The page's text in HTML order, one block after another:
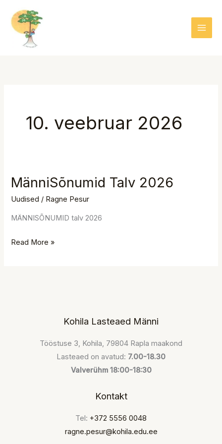
content
10. veebruar 2026
MänniSõnumid Talv 2026
Uudised / Ragne Pesur
MÄNNISÕNUMID talv 2026
MänniSõnumid
Read More »
Kohila Lasteaed Männi
Tööstuse 3, Kohila, 79804 Rapla maakond
Lasteaed on avatud: 7.00-18.30
Valverühm 18:00-18:30
Kontakt
Tel: +372 5556 0048
ragne.pesur@kohila.edu.ee